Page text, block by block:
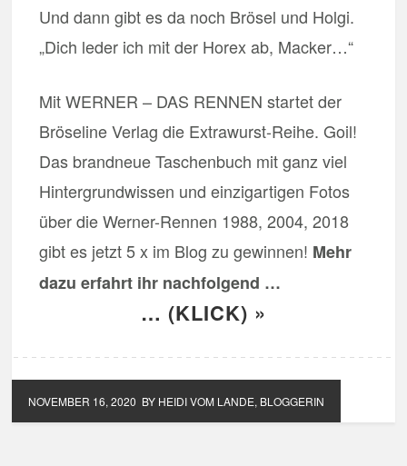
Und dann gibt es da noch Brösel und Holgi.
„Dich leder ich mit der Horex ab, Macker…“
Mit WERNER – DAS RENNEN startet der
Bröseline Verlag die Extrawurst-Reihe. Goil!
Das brandneue Taschenbuch mit ganz viel
Hintergrundwissen und einzigartigen Fotos
über die Werner-Rennen 1988, 2004, 2018
gibt es jetzt 5 x im Blog zu gewinnen! Mehr
dazu erfahrt ihr nachfolgend …
… (KLICK) »
NOVEMBER 16, 2020 BY HEIDI VOM LANDE, BLOGGERIN